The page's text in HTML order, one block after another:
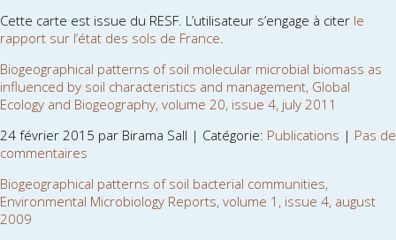
Cette carte est issue du RESF. L’utilisateur s’engage à citer le
rapport sur l’état des sols de France.
Biogeographical patterns of soil molecular microbial biomass as
influenced by soil characteristics and management, Global
Ecology and Biogeography, volume 20, issue 4, july 2011
24 février 2015 par Birama Sall | Catégorie: Publications | Pas de
commentaires
Biogeographical patterns of soil bacterial communities,
Environmental Microbiology Reports, volume 1, issue 4, august
2009